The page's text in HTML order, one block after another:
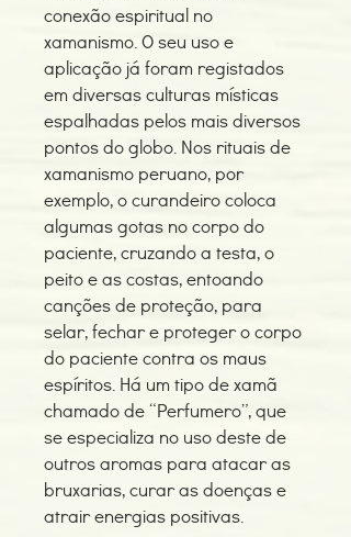
conexão espiritual no
xamanismo. O seu uso e
aplicação já foram registados
em diversas culturas místicas
espalhadas pelos mais diversos
pontos do globo. Nos rituais de
xamanismo peruano, por
exemplo, o curandeiro coloca
algumas gotas no corpo do
paciente, cruzando a testa, o
peito e as costas, entoando
canções de proteção, para
selar, fechar e proteger o corpo
do paciente contra os maus
espíritos. Há um tipo de xamã
chamado de “Perfumero”, que
se especializa no uso deste de
outros aromas para atacar as
bruxarias, curar as doenças e
atrair energias positivas.